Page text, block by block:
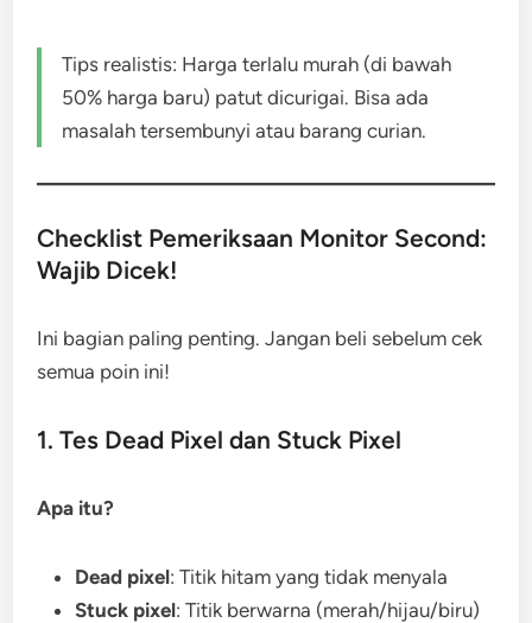
Tips realistis: Harga terlalu murah (di bawah
50% harga baru) patut dicurigai. Bisa ada
masalah tersembunyi atau barang curian.
Checklist Pemeriksaan Monitor Second:
Wajib Dicek!
Ini bagian paling penting. Jangan beli sebelum cek
semua poin ini!
1. Tes Dead Pixel dan Stuck Pixel
Apa itu?
Dead pixel: Titik hitam yang tidak menyala
Stuck pixel: Titik berwarna (merah/hijau/biru)